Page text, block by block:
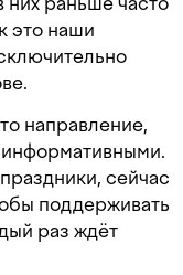
это наши
направление,
сейчас
поддерживать
раз ждёт